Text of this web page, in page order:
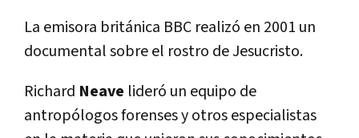
La emisora británica BBC realizó en 2001 un
documental sobre el rostro de Jesucristo.
Richard Neave lideró un equipo de
antropólogos forenses y otros especialistas